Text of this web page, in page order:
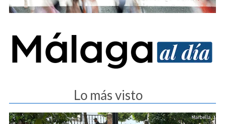
Lo más visto